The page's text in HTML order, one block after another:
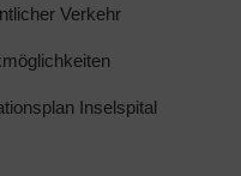
Verkehr
Inselspital